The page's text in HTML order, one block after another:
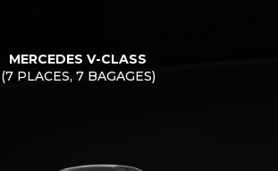
MERCEDES V-CLASS
(7 PLACES, 7 BAGAGES)